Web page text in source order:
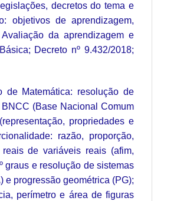
decretos do tema e
objetivos de aprendizagem,
da aprendizagem e
Decreto nº 9.432/2018;
de Matemática: resolução de
(Base Nacional Comum
propriedades e
razão, proporção,
de variáveis reais (afim,
graus e resolução de sistemas
e progressão geométrica (PG);
perímetro e área de figuras